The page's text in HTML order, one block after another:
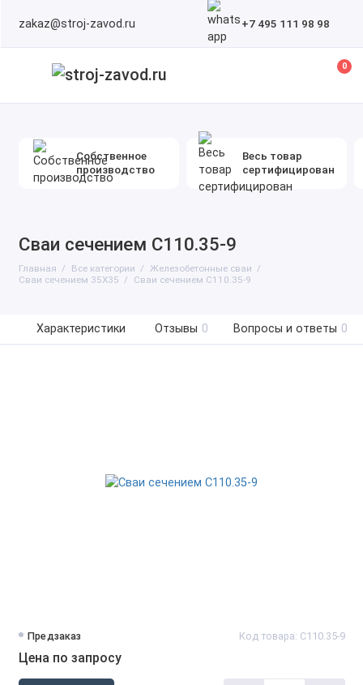
zakaz@stroj-zavod.ru +7 495 111 98 98
0
Собственное
производство
Весь товар
сертифицирован
Сваи сечением С110.35-9
Главная Все категории
Железобетонные сваи
Сваи сечением 35Х35
Сваи сечением С110.35-9
Характеристики Отзывы 0 Вопросы и ответы 0
Предзаказ Код товара: С110.35-9
Цена по запросу